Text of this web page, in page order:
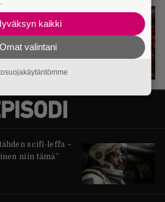
scifi-leffa –
niin tämä”
kaikki
Omat valintani